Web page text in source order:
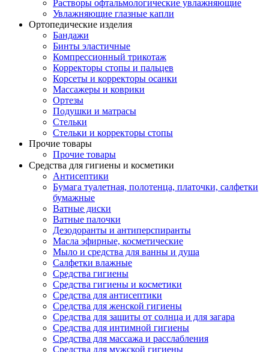
Растворы офтальмологические увлажняющие
Увлажняющие глазные капли
Ортопедические изделия
Бандажи
Бинты эластичные
Компрессионный трикотаж
Корректоры стопы и пальцев
Корсеты и корректоры осанки
Массажеры и коврики
Ортезы
Подушки и матрасы
Стельки
Стельки и корректоры стопы
Прочие товары
Прочие товары
Средства для гигиены и косметики
Антисептики
Бумага туалетная, полотенца, платочки, салфетки
бумажные
Ватные диски
Ватные палочки
Дезодоранты и антиперспиранты
Масла эфирные, косметические
Мыло и средства для ванны и душа
Салфетки влажные
Средства гигиены
Средства гигиены и косметики
Средства для антисептики
Средства для женской гигиены
Средства для защиты от солнца и для загара
Средства для интимной гигиены
Средства для массажа и расслабления
Средства для мужской гигиены